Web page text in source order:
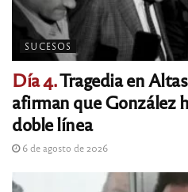
SUCESOS
Día 4.Tragedia en
afirman que González
doble línea
6 de agosto de 2026